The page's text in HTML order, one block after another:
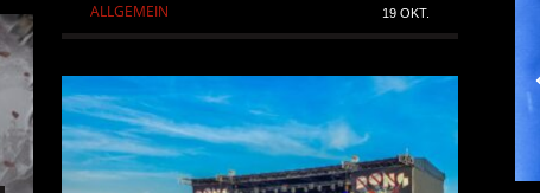
ALLGEMEIN 19 OKT.